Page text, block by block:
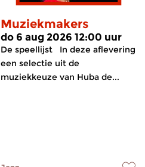
Muziekmakers
do 6 aug 2026 12:00 uur
De speellijst In deze aflevering
een selectie uit de
muziekkeuze van Huba de...